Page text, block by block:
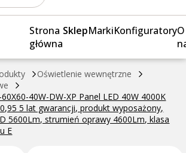
Strona
główna
SklepMarkiKonfiguratoryO
Oświetlenie wewnętrzne
60X60-40W-DW-XP Panel LED 40W 4000K
5 lat gwarancji, produkt wyposażony,
5600Lm, strumień oprawy 4600Lm, klasa
E